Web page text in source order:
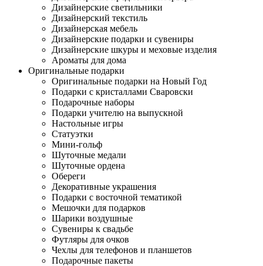
Дизайнерские светильники
Дизайнерский текстиль
Дизайнерская мебель
Дизайнерские подарки и сувениры
Дизайнерские шкуры и меховые изделия
Ароматы для дома
Оригинальные подарки
Оригинальные подарки на Новый Год
Подарки с кристаллами Сваровски
Подарочные наборы
Подарки учителю на выпускной
Настольные игры
Статуэтки
Мини-гольф
Шуточные медали
Шуточные ордена
Обереги
Декоративные украшения
Подарки с восточной тематикой
Мешочки для подарков
Шарики воздушные
Сувениры к свадьбе
Футляры для очков
Чехлы для телефонов и планшетов
Подарочные пакеты